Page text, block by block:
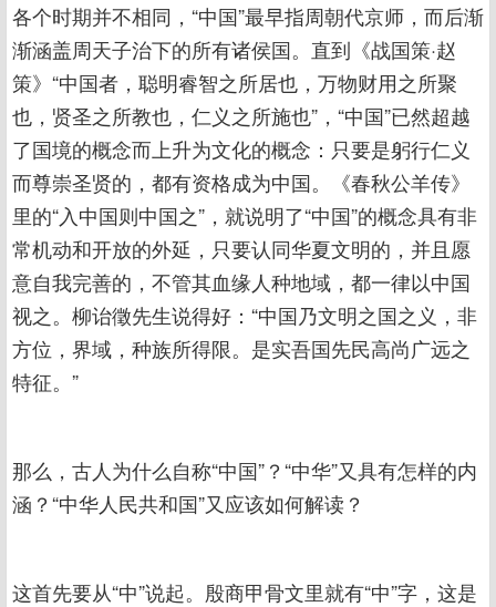
各个时期并不相同，“中国”最早指周朝代京师，而后渐
渐涵盖周天子治下的所有诸侯国。直到《战国策·赵
策》“中国者，聪明睿智之所居也，万物财用之所聚
也，贤圣之所教也，仁义之所施也”，“中国”已然超越
了国境的概念而上升为文化的概念：只要是躬行仁义
而尊崇圣贤的，都有资格成为中国。《春秋公羊传》
里的“入中国则中国之”，就说明了“中国”的概念具有非
常机动和开放的外延，只要认同华夏文明的，并且愿
意自我完善的，不管其血缘人种地域，都一律以中国
视之。柳诒徵先生说得好：“中国乃文明之国之义，非
方位，界域，种族所得限。是实吾国先民高尚广远之
特征。”
那么，古人为什么自称“中国”？“中华”又具有怎样的内
涵？“中华人民共和国”又应该如何解读？
这首先要从“中”说起。殷商甲骨文里就有“中”字，这是